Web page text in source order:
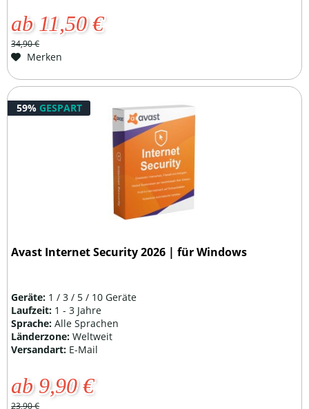
ab 11,50 €
34,90 €
Merken
59% GESPART
Avast Internet Security 2026 | für Windows
Geräte: 1 / 3 / 5 / 10 Geräte
Laufzeit: 1 - 3 Jahre
Sprache:Alle Sprachen
Länderzone:Weltweit
Versandart: E-Mail
ab 9,90 €
23,90 €